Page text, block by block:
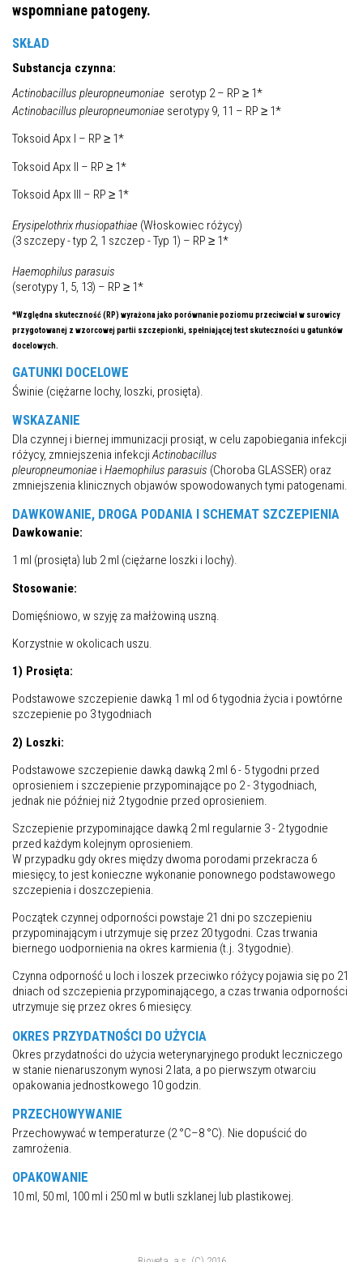
wspomniane patogeny.
SKŁAD
Substancja czynna:
Actinobacillus pleuropneumoniae serotyp 2 – RP ≥ 1*
Actinobacillus pleuropneumoniae serotypy 9, 11 – RP ≥ 1*
Toksoid Apx I – RP ≥ 1*
Toksoid Apx II – RP ≥ 1*
Toksoid Apx III – RP ≥ 1*
Erysipelothrix rhusiopathiae (Włoskowiec różycy)
(3 szczepy - typ 2, 1 szczep - Typ 1) – RP ≥ 1*
Haemophilus parasuis
(serotypy 1, 5, 13) – RP ≥ 1*
*Względna skuteczność (RP) wyrażona jako porównanie poziomu przeciwciał w surowicy
przygotowanej z wzorcowej partii szczepionki, spełniającej test skuteczności u gatunków
docelowych.
GATUNKI DOCELOWE
Świnie (ciężarne lochy, loszki, prosięta).
WSKAZANIE
Dla czynnej i biernej immunizacji prosiąt, w celu zapobiegania infekcji
różycy, zmniejszenia infekcji Actinobacillus
pleuropneumoniae i Haemophilus parasuis (Choroba GLASSER) oraz
zmniejszenia klinicznych objawów spowodowanych tymi patogenami.
DAWKOWANIE, DROGA PODANIA I SCHEMAT SZCZEPIENIA
Dawkowanie:
1 ml (prosięta) lub 2 ml (ciężarne loszki i lochy).
Stosowanie:
Domięśniowo, w szyję za małżowiną uszną.
Korzystnie w okolicach uszu.
1) Prosięta:
Podstawowe szczepienie dawką 1 ml od 6 tygodnia życia i powtórne
szczepienie po 3 tygodniach
2) Loszki:
Podstawowe szczepienie dawką dawką 2 ml 6 - 5 tygodni przed
oprosieniem i szczepienie przypominające po 2 - 3 tygodniach,
jednak nie później niż 2 tygodnie przed oprosieniem.
Szczepienie przypominające dawką 2 ml regularnie 3 - 2 tygodnie
przed każdym kolejnym oprosieniem.
W przypadku gdy okres między dwoma porodami przekracza 6
miesięcy, to jest konieczne wykonanie ponownego podstawowego
szczepienia i doszczepienia.
Początek czynnej odporności powstaje 21 dni po szczepieniu
przypominającym i utrzymuje się przez 20 tygodni. Czas trwania
biernego uodpornienia na okres karmienia (t.j. 3 tygodnie).
Czynna odporność u loch i loszek przeciwko różycy pojawia się po 21
dniach od szczepienia przypominającego, a czas trwania odporności
utrzymuje się przez okres 6 miesięcy.
OKRES PRZYDATNOŚCI DO UŻYCIA
Okres przydatności do użycia weterynaryjnego produkt leczniczego
w stanie nienaruszonym wynosi 2 lata, a po pierwszym otwarciu
opakowania jednostkowego 10 godzin.
PRZECHOWYWANIE
Przechowywać w temperaturze (2 °C–8 °C). Nie dopuścić do
zamrożenia.
OPAKOWANIE
10 ml, 50 ml, 100 ml i 250 ml w butli szklanej lub plastikowej.